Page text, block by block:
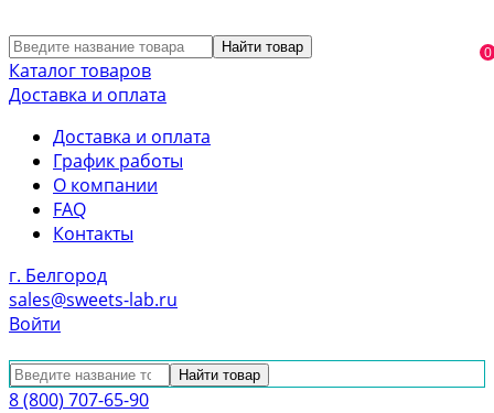
0
Найти товар
Каталог товаров
Доставка и оплата
Доставка и оплата
График работы
О компании
FAQ
Контакты
г. Белгород
sales@sweets-lab.ru
Войти
Найти товар
8 (800) 707-65-90